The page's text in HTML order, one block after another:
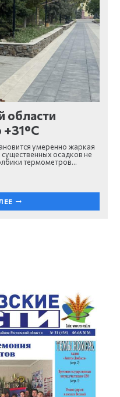
области
умеренно жаркая
осадков не
термометров…